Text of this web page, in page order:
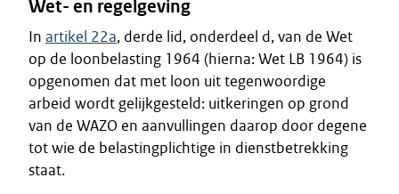
Wet- en regelgeving
In artikel 22a, derde lid, onderdeel d, van de Wet
op de loonbelasting 1964 (hierna: Wet LB 1964) is
opgenomen dat met loon uit tegenwoordige
arbeid wordt gelijkgesteld: uitkeringen op grond
van de WAZO en aanvullingen daarop door degene
tot wie de belastingplichtige in dienstbetrekking
staat.